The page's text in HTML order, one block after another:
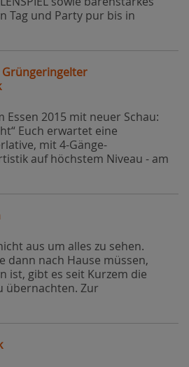
Tag und Party pur bis in
Grüngeringelter
Essen 2015 mit neuer Schau:
Euch erwartet eine
mit 4-Gänge-
auf höchstem Niveau - am
aus um alles zu sehen.
dann nach Hause müssen,
ist, gibt es seit Kurzem die
übernachten. Zur